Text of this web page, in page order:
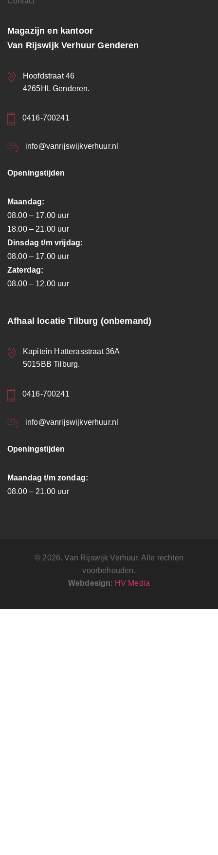
Magazijn en kantoor
Van Rijswijk Verhuur Genderen
Hoofdstraat 46
4265HL Genderen.
0416-700241
info@vanrijswijkverhuur.nl
Openingstijden
Maandag:
08.00 – 17.00 uur
18.00 – 21.00 uur
Dinsdag t/m vrijdag:
08.00 – 17.00 uur
Zaterdag:
08.00 – 12.00 uur
Afhaal locatie Tilburg (onbemand)
Kapitein Hatterasstraat 36A
5015BB Tilburg.
0416-700241
info@vanrijswijkverhuur.nl
Openingstijden
Maandag t/m zondag:
08.00 – 21.00 uur
© 2026. Van Rijswijk Verhuur. Alle rechten
voorbehouden.
Webdesign: HV Media